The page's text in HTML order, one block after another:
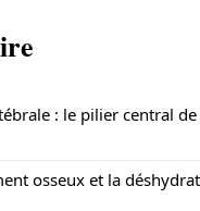
: le pilier central
osseux et la